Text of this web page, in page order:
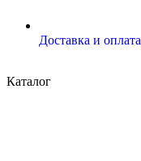
Доставка и оплата
Каталог